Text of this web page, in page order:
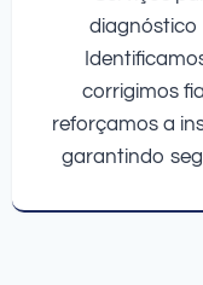
diagnóstico
corrigimos
reforçamos a
garantindo